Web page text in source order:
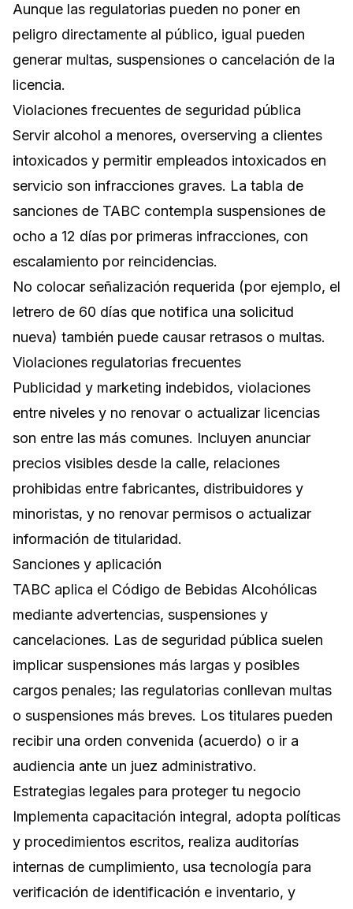
Aunque las regulatorias pueden no poner en
peligro directamente al público, igual pueden
generar multas, suspensiones o cancelación de la
licencia.
Violaciones frecuentes de seguridad pública
Servir alcohol a menores, overserving a clientes
intoxicados y permitir empleados intoxicados en
servicio son infracciones graves. La tabla de
sanciones de TABC contempla suspensiones de
ocho a 12 días por primeras infracciones, con
escalamiento por reincidencias.
No colocar señalización requerida (por ejemplo, el
letrero de 60 días que notifica una solicitud
nueva) también puede causar retrasos o multas.
Violaciones regulatorias frecuentes
Publicidad y marketing indebidos, violaciones
entre niveles y no renovar o actualizar licencias
son entre las más comunes. Incluyen anunciar
precios visibles desde la calle, relaciones
prohibidas entre fabricantes, distribuidores y
minoristas, y no renovar permisos o actualizar
información de titularidad.
Sanciones y aplicación
TABC aplica el Código de Bebidas Alcohólicas
mediante advertencias, suspensiones y
cancelaciones. Las de seguridad pública suelen
implicar suspensiones más largas y posibles
cargos penales; las regulatorias conllevan multas
o suspensiones más breves. Los titulares pueden
recibir una orden convenida (acuerdo) o ir a
audiencia ante un juez administrativo.
Estrategias legales para proteger tu negocio
Implementa capacitación integral, adopta políticas
y procedimientos escritos, realiza auditorías
internas de cumplimiento, usa tecnología para
verificación de identificación e inventario, y